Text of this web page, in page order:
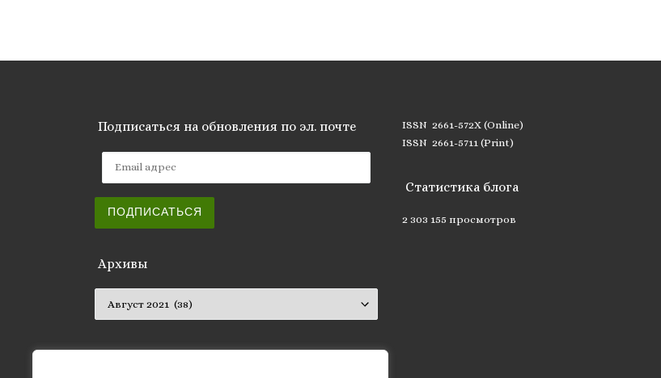
Подписаться на обновления по эл. почте
ПОДПИСАТЬСЯ
Архивы
ISSN 2661-572X (Online)
ISSN 2661-5711 (Print)
Статистика блога
2 303 155 просмотров